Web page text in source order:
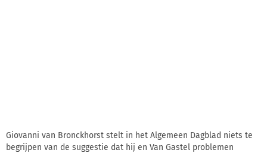
Giovanni van Bronckhorst stelt in het Algemeen Dagblad niets te
begrijpen van de suggestie dat hij en Van Gastel problemen